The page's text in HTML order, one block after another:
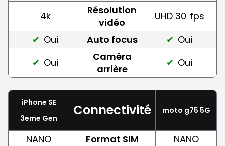
4k
Résolution
vidéo
UHD 30 fps
Oui
Auto focus
Oui
Oui
Caméra
arrière
Oui
iPhone SE
3eme Gen
Connectivité moto g75 5G
NANO Format SIM
NANO